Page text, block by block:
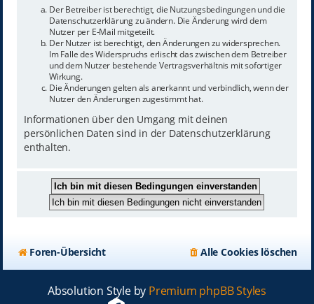
Der Betreiber ist berechtigt, die Nutzungsbedingungen und die
Datenschutzerklärung zu ändern. Die Änderung wird dem
Nutzer per E-Mail mitgeteilt.
Der Nutzer ist berechtigt, den Änderungen zu widersprechen.
Im Falle des Widerspruchs erlischt das zwischen dem Betreiber
und dem Nutzer bestehende Vertragsverhältnis mit sofortiger
Wirkung.
Die Änderungen gelten als anerkannt und verbindlich, wenn der
Nutzer den Änderungen zugestimmt hat.
Informationen über den Umgang mit deinen
persönlichen Daten sind in der Datenschutzerklärung
enthalten.
Foren-Übersicht Alle Cookies löschen
Absolution Style by Premium phpBB Styles